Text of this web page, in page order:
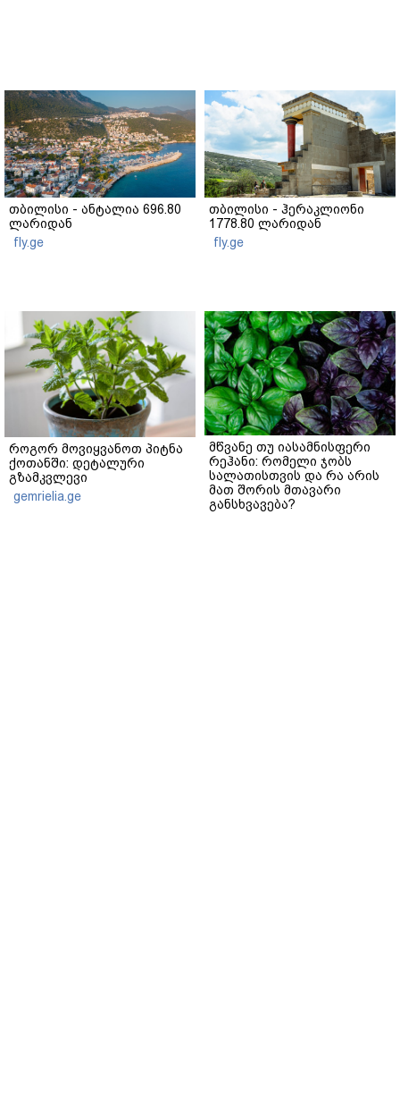
თბილისი - ანტალია 696.80
ლარიდან
fly.ge
თბილისი - ჰერაკლიონი
1778.80 ლარიდან
fly.ge
როგორ მოვიყვანოთ პიტნა
ქოთანში: დეტალური
გზამკვლევი
gemrielia.ge
მწვანე თუ იასამნისფერი
რეჰანი: რომელი ჯობს
სალათისთვის და რა არის
მათ შორის მთავარი
განსხვავება?